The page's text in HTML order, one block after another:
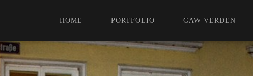
HOME PORTFOLIO GAW VERDEN